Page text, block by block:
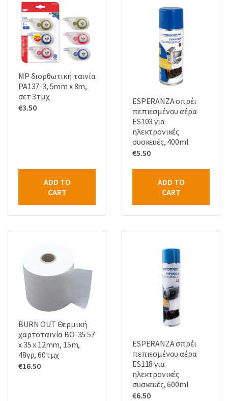
MP διορθωτική ταινία
PA137-3, 5mm x 8m,
σετ 3τμχ
€3.50
ADD TO
CART
ESPERANZA σπρέι
πεπιεσμένου αέρα
ES103 για
ηλεκτρονικές
συσκευές, 400ml
€5.50
ADD TO
CART
BURN OUT Θερμική
χαρτοταινία BO-35 57
x 35 x 12mm, 15m,
48γρ, 60τμχ
€16.50
ESPERANZA σπρέι
πεπιεσμένου αέρα
ES118 για
ηλεκτρονικές
συσκευές, 600ml
€6.50